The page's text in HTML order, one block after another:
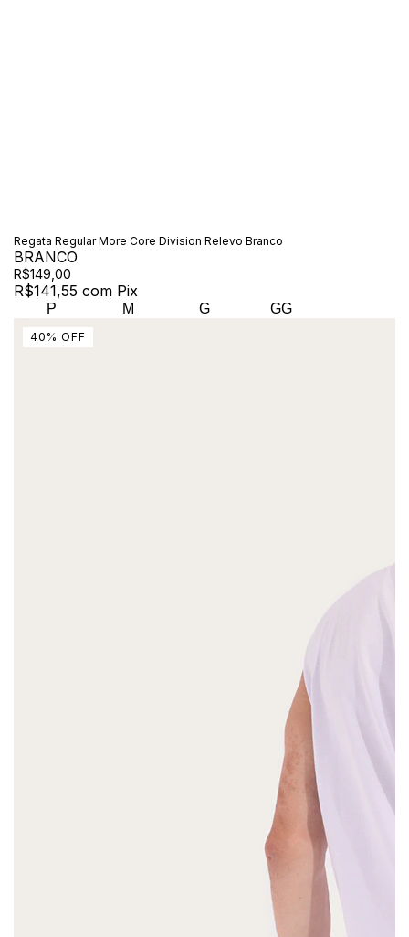
Regata Regular More Core Division Relevo Branco
BRANCO
R$149,00
R$141,55 com Pix
P M G GG
40 % OFF